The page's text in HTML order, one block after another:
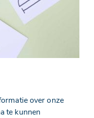
over onze
te kunnen